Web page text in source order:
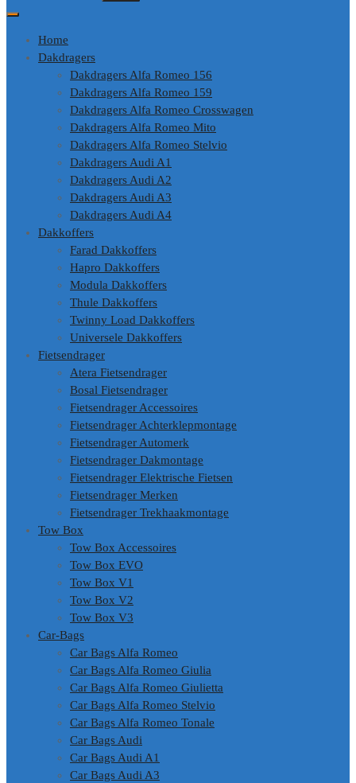
Home
Dakdragers
Dakdragers Alfa Romeo 156
Dakdragers Alfa Romeo 159
Dakdragers Alfa Romeo Crosswagen
Dakdragers Alfa Romeo Mito
Dakdragers Alfa Romeo Stelvio
Dakdragers Audi A1
Dakdragers Audi A2
Dakdragers Audi A3
Dakdragers Audi A4
Dakkoffers
Farad Dakkoffers
Hapro Dakkoffers
Modula Dakkoffers
Thule Dakkoffers
Twinny Load Dakkoffers
Universele Dakkoffers
Fietsendrager
Atera Fietsendrager
Bosal Fietsendrager
Fietsendrager Accessoires
Fietsendrager Achterklepmontage
Fietsendrager Automerk
Fietsendrager Dakmontage
Fietsendrager Elektrische Fietsen
Fietsendrager Merken
Fietsendrager Trekhaakmontage
Tow Box
Tow Box Accessoires
Tow Box EVO
Tow Box V1
Tow Box V2
Tow Box V3
Car-Bags
Car Bags Alfa Romeo
Car Bags Alfa Romeo Giulia
Car Bags Alfa Romeo Giulietta
Car Bags Alfa Romeo Stelvio
Car Bags Alfa Romeo Tonale
Car Bags Audi
Car Bags Audi A1
Car Bags Audi A3